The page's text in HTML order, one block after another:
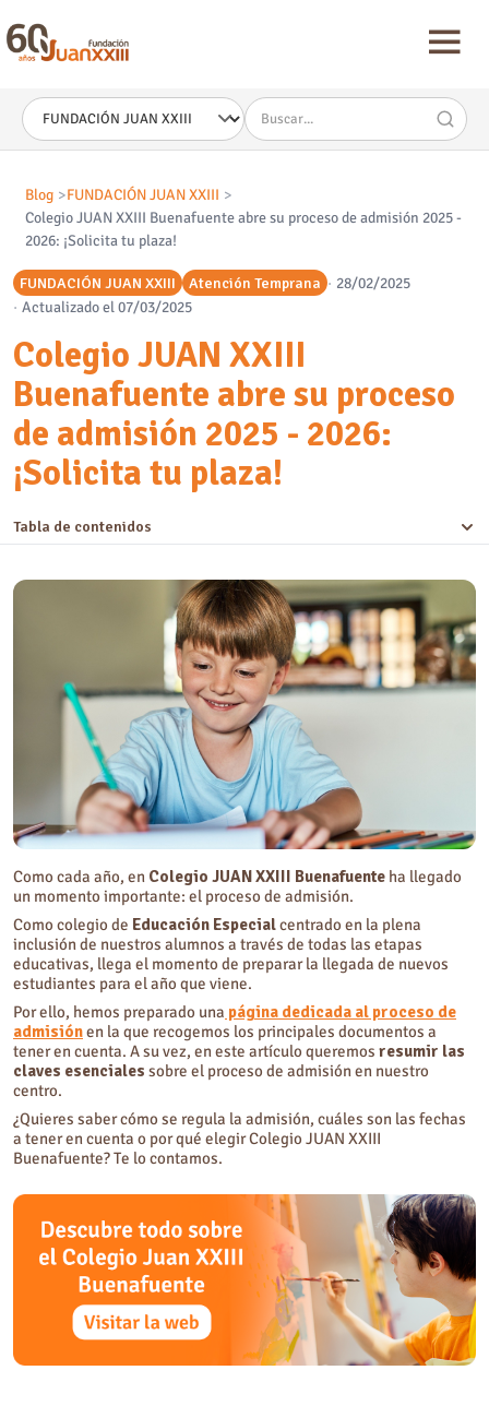
este
sitio
incluye
sistema
accesibilidad.
Blog
FUNDACIÓN JUAN XXIII
Colegio JUAN XXIII Buenafuente abre su proceso de admisión 2025 -
2026: ¡Solicita tu plaza!
FUNDACIÓN JUAN XXIII Atención Temprana
28/02/2025
Actualizado el 07/03/2025
Colegio JUAN XXIII
Buenafuente abre su proceso
de admisión 2025 - 2026:
¡Solicita tu plaza!
Tabla de contenidos
Colegio JUAN XXIII Buenafuente: ¿quiénes somos y por qué elegirnos?
Como cada año, en Colegio JUAN XXIII Buenafuente ha llegado
un momento importante: el proceso de admisión.
Como colegio de Educación Especialcentrado en la plena
inclusión de nuestros alumnos a través de todas las etapas
educativas, llega el momento de preparar la llegada de nuevos
estudiantes para el año que viene.
Por ello, hemos preparado una página dedicada al proceso de
admisiónen la que recogemos los principales documentos a
tener en cuenta. A su vez, en este artículo queremos resumir las
claves esenciales sobre el proceso de admisión en nuestro
centro.
¿Quieres saber cómo se regula la admisión, cuáles son las fechas
a tener en cuenta o por qué elegir Colegio JUAN XXIII
Buenafuente? Te lo contamos.